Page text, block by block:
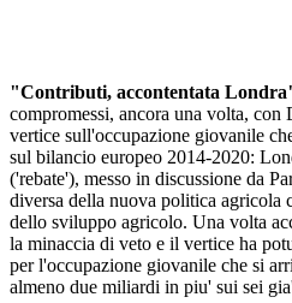
"Contributi, accontentata
compromessi, ancora una volta, con
vertice sull'occupazione giovanile
sul bilancio europeo 2014-2020:
('rebate'), messo in discussione da
diversa della nuova politica agricola
dello sviluppo agricolo. Una volta
la minaccia di veto e il vertice ha
per l'occupazione giovanile che si
almeno due miliardi in piu' sui sei